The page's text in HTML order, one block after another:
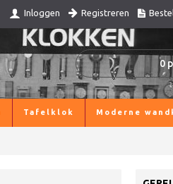
Inloggen Registreren
0
Tafelklok Moderne